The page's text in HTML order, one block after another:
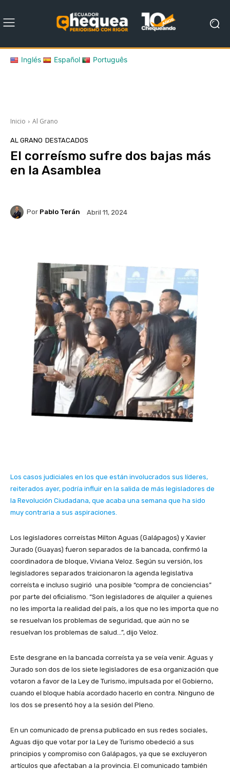
Inglés Español Português
Inicio Al Grano
AL GRANO DESTACADOS
El correísmo sufre dos bajas más
en la Asamblea
Por Pablo Terán Abril 11, 2024
Los casos judiciales en los que están involucrados sus líderes,
reiterados ayer, podría influir en la salida de más legisladores de
la Revolución Ciudadana, que acaba una semana que ha sido
muy contraria a sus aspiraciones.
Los legisladores correístas Milton Aguas (Galápagos) y Xavier
Jurado (Guayas) fueron separados de la bancada, confirmó la
coordinadora de bloque, Viviana Veloz. Según su versión, los
legisladores separados traicionaron la agenda legislativa
correísta e incluso sugirió una posible “compra de conciencias”
por parte del oficialismo. “Son legisladores de alquiler a quienes
no les importa la realidad del país, a los que no les importa que no
se resuelvan los problemas de seguridad, que aún no se
resuelvan los problemas de salud…”, dijo Veloz.
Este desgrane en la bancada correísta ya se veía venir. Aguas y
Jurado son dos de los siete legisladores de esa organización que
votaron a favor de la Ley de Turismo, impulsada por el Gobierno,
cuando el bloque había acordado hacerlo en contra. Ninguno de
los dos se presentó hoy a la sesión del Pleno.
En un comunicado de prensa publicado en sus redes sociales,
Aguas dijo que votar por la Ley de Turismo obedeció a sus
principios y compromiso con Galápagos, ya que se excluyeron
artículos que afectaban a la provincia. El comunicado también